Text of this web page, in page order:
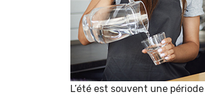
L’été est souvent une